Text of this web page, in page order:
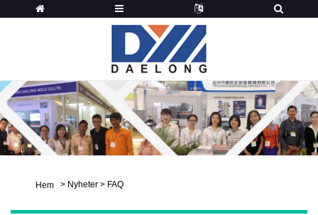
Hem > Nyheter > FAQ